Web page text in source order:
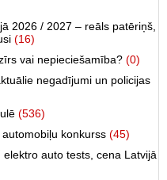
2026 / 2027 – reāls patēriņš,
(16)
vai nepieciešamība? (0)
negadījumi un policijas
(536)
konkurss (45)
auto tests, cena Latvijā